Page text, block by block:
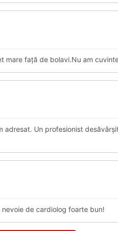
mare față de bolavi.Nu am
Un profesionist
de cardiolog foarte bun!